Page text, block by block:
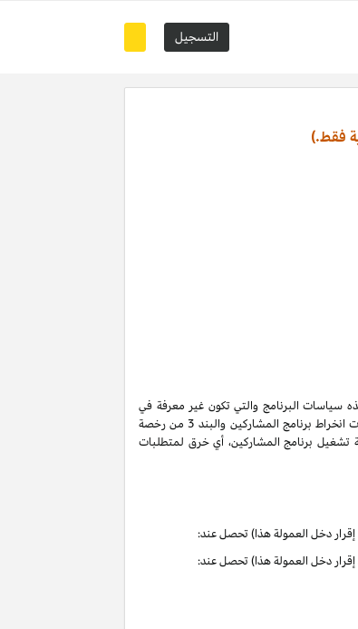
التسجيل
فقط.)
سياسات البرنامج والتي تكون غير معرفة في
سياسات البرنامج هذه تحمل التعاريف والمعاني الموجودة في اتفاقية تشغيل برنامج المشاركين. ان حقوق وواجبات الأطراف بموجب البنود 3 و 6 من متطلبات انخراط برنامج المشاركين والبند 3 من رخصة
ولا تنطفئ بانتهاء اتفاقية تشغيل برنامج المشاركين. لتفادي الشك وبدون الحد من غرض المادة 6 (ا) من اتفاقية تشغيل برنامج المشاركين، أي خرق لمتطلبات